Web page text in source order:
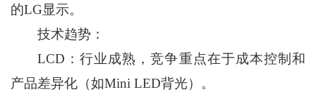
的LG显示。
技术趋势：
LCD：行业成熟，竞争重点在于成本控制和
产品差异化（如Mini LED背光）。